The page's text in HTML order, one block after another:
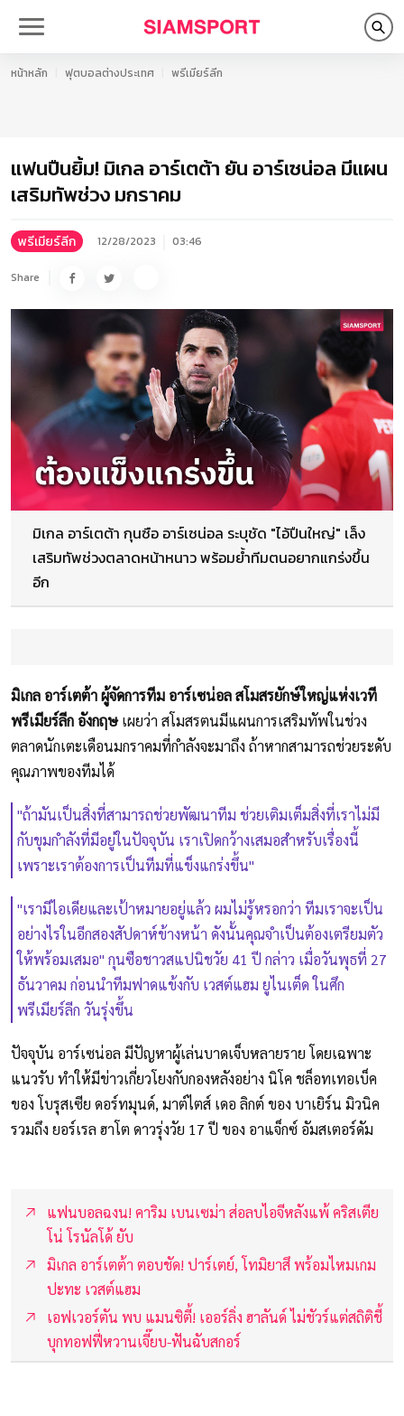
หน้าหลัก ฟุตบอลต่างประเทศ พรีเมียร์ลีก
แฟนปืนยิ้ม! มิเกล อาร์เตต้า ยัน อาร์เซน่อล มีแผน
เสริมทัพช่วง มกราคม
พรีเมียร์ลีก 12/28/2023 03:46
Share
มิเกล อาร์เตต้า กุนซือ อาร์เซน่อล ระบุชัด "ไอ้ปืนใหญ่" เล็ง
เสริมทัพช่วงตลาดหน้าหนาว พร้อมย้ำทีมตนอยากแกร่งขึ้น
อีก
มิเกล อาร์เตต้า ผู้จัดการทีม อาร์เซน่อล สโมสรยักษ์ใหญ่แห่งเวที
พรีเมียร์ลีก อังกฤษเผยว่า สโมสรตนมีแผนการเสริมทัพในช่วง
ตลาดนักเตะเดือนมกราคมที่กำลังจะมาถึง ถ้าหากสามารถช่วยระดับ
คุณภาพของทีมได้
"ถ้ามันเป็นสิ่งที่สามารถช่วยพัฒนาทีม ช่วยเติมเต็มสิ่งที่เราไม่มี
กับขุมกำลังที่มีอยู่ในปัจจุบัน เราเปิดกว้างเสมอสำหรับเรื่องนี้
เพราะเราต้องการเป็นทีมที่แข็งแกร่งขึ้น"
"เรามีไอเดียและเป้าหมายอยู่แล้ว ผมไม่รู้หรอกว่า ทีมเราจะเป็น
อย่างไรในอีกสองสัปดาห์ข้างหน้า ดังนั้นคุณจำเป็นต้องเตรียมตัว
ให้พร้อมเสมอ" กุนซือชาวสแปนิชวัย 41 ปี กล่าว เมื่อวันพุธที่ 27
ธันวาคม ก่อนนำทีมฟาดแข้งกับ เวสต์แฮม ยูไนเต็ด ในศึก
พรีเมียร์ลีก วันรุ่งขึ้น
ปัจจุบัน อาร์เซน่อล มีปัญหาผู้เล่นบาดเจ็บหลายราย โดยเฉพาะ
แนวรับ ทำให้มีข่าวเกี่ยวโยงกับกองหลังอย่าง นิโค ชล็อทเทอเบ็ค
ของ โบรุสเซีย ดอร์ทมุนด์, มาต์ไตส์ เดอ ลิกต์ ของ บาเยิร์น มิวนิค
รวมถึง ยอร์เรล ฮาโต ดาวรุ่งวัย 17 ปี ของ อาแจ็กซ์ อัมสเตอร์ดัม
แฟนบอลฉงน! คาริม เบนเซม่า ส่อลบไอจีหลังแพ้ คริสเตีย
โน่ โรนัลโด้ ยับ
มิเกล อาร์เตต้า ตอบชัด! ปาร์เตย์, โทมิยาสึ พร้อมไหมเกม
ปะทะ เวสต์แฮม
เอฟเวอร์ตัน พบ แมนซิตี้! เออร์ลิ่ง ฮาลันด์ ไม่ชัวร์แต่สถิติชี้
บุกทอฟฟี่หวานเจี๊ยบ-ฟันฉับสกอร์